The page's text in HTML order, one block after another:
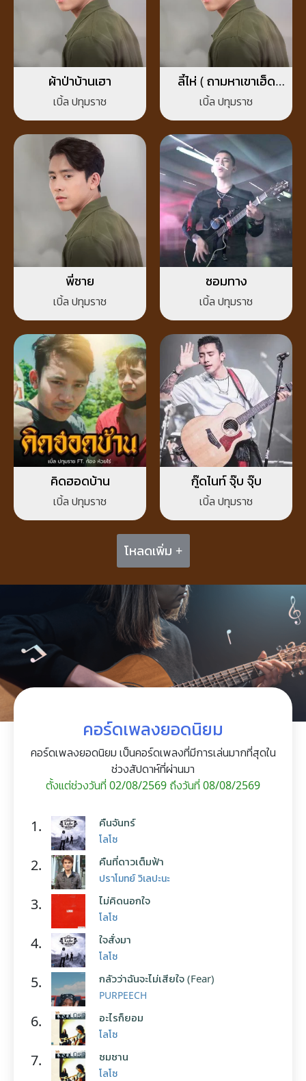
ผ้าป่าบ้านเฮา
เบิ้ล ปทุมราช
ลี้ไห่ ( ถามหาเขาเฮ็ด
หยัง )
เบิ้ล ปทุมราช
พี่ชาย
เบิ้ล ปทุมราช
ซอมทาง
เบิ้ล ปทุมราช
คิดฮอดบ้าน
เบิ้ล ปทุมราช
กู๊ดไนท์ จุ๊บ จุ๊บ
เบิ้ล ปทุมราช
โหลดเพิ่ม +
คอร์ดเพลงยอดนิยม
คอร์ดเพลงยอดนิยม เป็นคอร์ดเพลงที่มีการเล่นมากที่สุดใน
ช่วงสัปดาห์ที่ผ่านมา
ตั้งแต่ช่วงวันที่ 02/08/2569 ถึงวันที่ 08/08/2569
1. คืนจันทร์
โลโซ
2. คืนที่ดาวเต็มฟ้า
ปราโมทย์ วิเลปะนะ
3. ไม่คิดนอกใจ
โลโซ
4. ใจสั่งมา
โลโซ
5. กลัวว่าฉันจะไม่เสียใจ (Fear)
PURPEECH
6. อะไรก็ยอม
โลโซ
7. ซมซาน
โลโซ